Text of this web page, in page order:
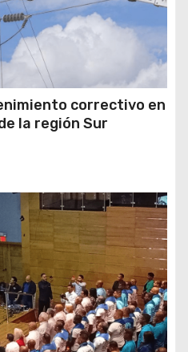
correctivo en
la región Sur